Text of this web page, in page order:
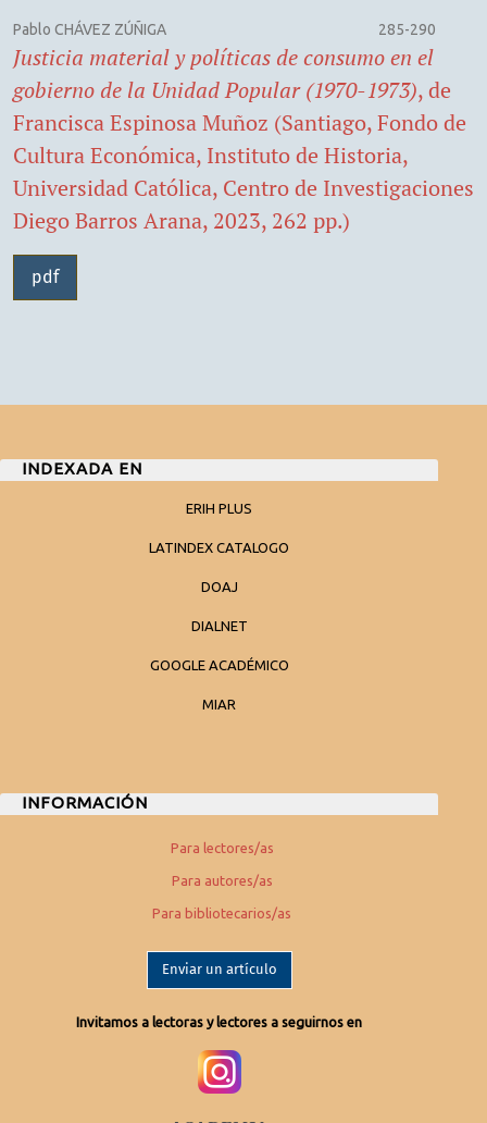
Pablo CHÁVEZ ZÚÑIGA 285-290
Justicia material y políticas de consumo en el
gobierno de la Unidad Popular (1970-1973), de
Francisca Espinosa Muñoz (Santiago, Fondo de
Cultura Económica, Instituto de Historia,
Universidad Católica, Centro de Investigaciones
Diego Barros Arana, 2023, 262 pp.)
pdf
INDEXADA EN
ERIH PLUS
LATINDEX CATALOGO
DOAJ
DIALNET
GOOGLE ACADÉMICO
MIAR
INFORMACIÓN
Para lectores/as
Para autores/as
Para bibliotecarios/as
Enviar un artículo
Invitamos a lectoras y lectores a seguirnos en